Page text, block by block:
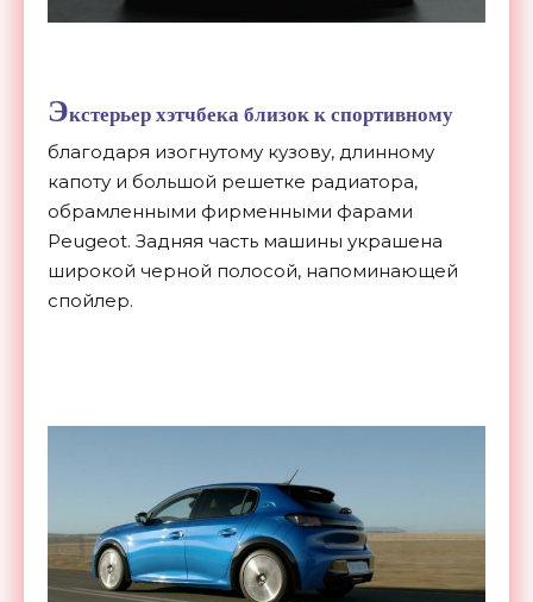
Экстерьер хэтчбека близок к спортивному
благодаря изогнутому кузову, длинному
капоту и большой решетке радиатора,
обрамленными фирменными фарами
Peugeot. Задняя часть машины украшена
широкой черной полосой, напоминающей
спойлер.